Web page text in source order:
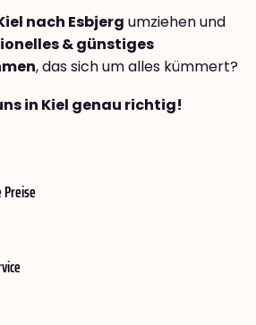
nach Esbjerg umziehen und
& günstiges
, das sich um alles kümmert?
in Kiel genau richtig!